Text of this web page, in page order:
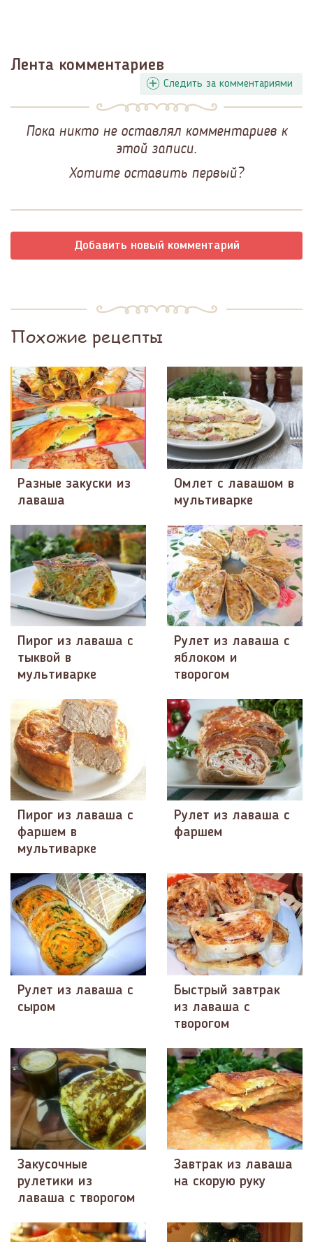
Лента комментариев
Следить за комментариями
Пока никто не оставлял комментариев к
этой записи.
Хотите оставить первый?
Добавить новый комментарий
Похожие рецепты
Разные закуски из
лаваша
Омлет с лавашом в
мультиварке
Пирог из лаваша с
тыквой в
мультиварке
Рулет из лаваша с
яблоком и
творогом
Пирог из лаваша с
фаршем в
мультиварке
Рулет из лаваша с
фаршем
Рулет из лаваша с
сыром
Быстрый завтрак
из лаваша с
творогом
Закусочные
рулетики из
лаваша с творогом
Завтрак из лаваша
на скорую руку